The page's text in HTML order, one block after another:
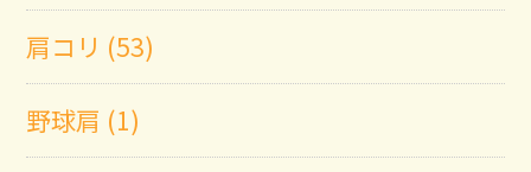
肩コリ (53)
野球肩 (1)